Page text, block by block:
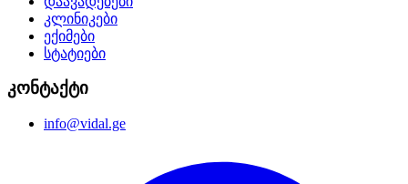
კლინიკები
ექიმები
სტატიები
კონტაქტი
info@vidal.ge